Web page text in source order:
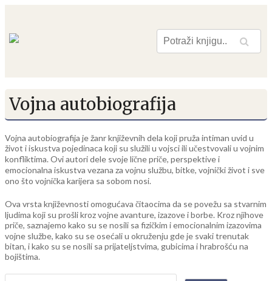
Pretraga
Vojna autobiografija
Vojna autobiografija je žanr književnih dela koji pruža intiman uvid u
život i iskustva pojedinaca koji su služili u vojsci ili učestvovali u vojnim
konfliktima. Ovi autori dele svoje lične priče, perspektive i
emocionalna iskustva vezana za vojnu službu, bitke, vojnički život i sve
ono što vojnička karijera sa sobom nosi.
Ova vrsta književnosti omogućava čitaocima da se povežu sa stvarnim
ljudima koji su prošli kroz vojne avanture, izazove i borbe. Kroz njihove
priče, saznajemo kako su se nosili sa fizičkim i emocionalnim izazovima
vojne službe, kako su se osećali u okruženju gde je svaki trenutak
bitan, i kako su se nosili sa prijateljstvima, gubicima i hrabrošću na
bojištima.